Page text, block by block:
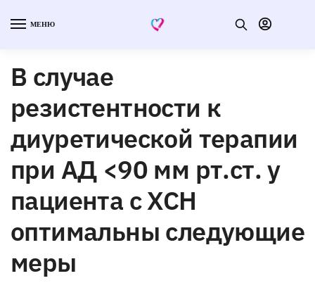
МЕНЮ
В случае
резистентности к
диуретической терапии
при АД <90 мм рт.ст. у
пациента с ХСН
оптимальны следующие
меры